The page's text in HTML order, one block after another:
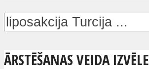
ĀRSTĒŠANAS VEIDA IZVĒLE